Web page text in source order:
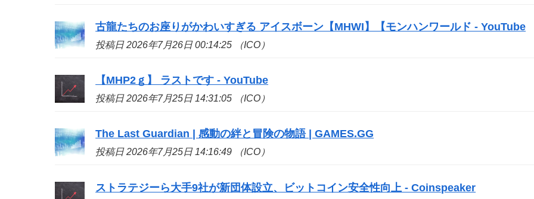
古龍たちのお座りがかわいすぎる アイスボーン【MHWI】【モンハンワールド - YouTube
投稿日 2026年7月26日 00:14:25 （ICO）
【MHP2ｇ】 ラストです - YouTube
投稿日 2026年7月25日 14:31:05 （ICO）
The Last Guardian | 感動の絆と冒険の物語 | GAMES.GG
投稿日 2026年7月25日 14:16:49 （ICO）
ストラテジーら大手9社が新団体設立、ビットコイン安全性向上 - Coinspeaker